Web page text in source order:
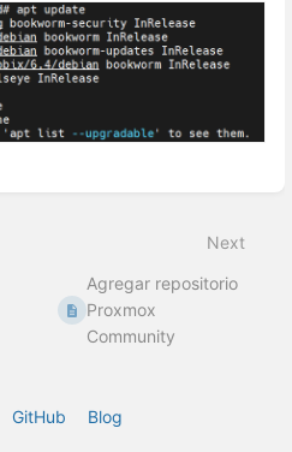
Next
Agregar repositorio
Proxmox
Community
GitHub Blog